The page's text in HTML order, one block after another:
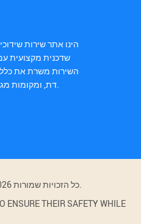
הינו אתר שירות
שדכנית מקצועית
השירות משרת את כלל
דת, ומקומות מגורים, על מנת לעזור להם למצוא את זיווגם.
© 2003-2026 כל הזכויות שמורות.
ENSURE THEIR SAFETY WHILE